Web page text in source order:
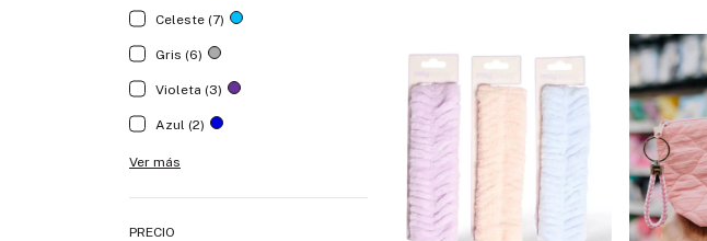
Celeste (7)
Gris (6)
Violeta (3)
Azul (2)
Ver más
PRECIO